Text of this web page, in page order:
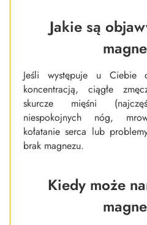
Jakie są
Jeśli występuje u Ciebie
koncentracją, ciągłe
skurcze mięśni
niespokojnych nóg,
kołatanie serca lub
brak magnezu.
Kiedy może